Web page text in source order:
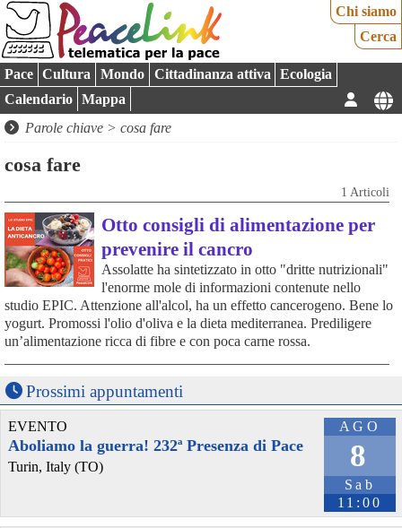
Chi siamo
Cerca
Pace Cultura Mondo Cittadinanza attiva
Ecologia
Calendario
Mappa
Parole chiave > cosa fare
cosa fare
1 Articoli
Otto consigli di alimentazione per
prevenire il cancro
Assolatte ha sintetizzato in otto "dritte nutrizionali"
l'enorme mole di informazioni contenute nello
studio EPIC. Attenzione all'alcol, ha un effetto cancerogeno. Bene lo
yogurt. Promossi l'olio d'oliva e la dieta mediterranea. Prediligere
un’alimentazione ricca di fibre e con poca carne rossa.
Prossimi appuntamenti
AGO
8
Sab
11:00
EVENTO
Aboliamo la guerra! 232ª Presenza di Pace
Turin, Italy (TO)